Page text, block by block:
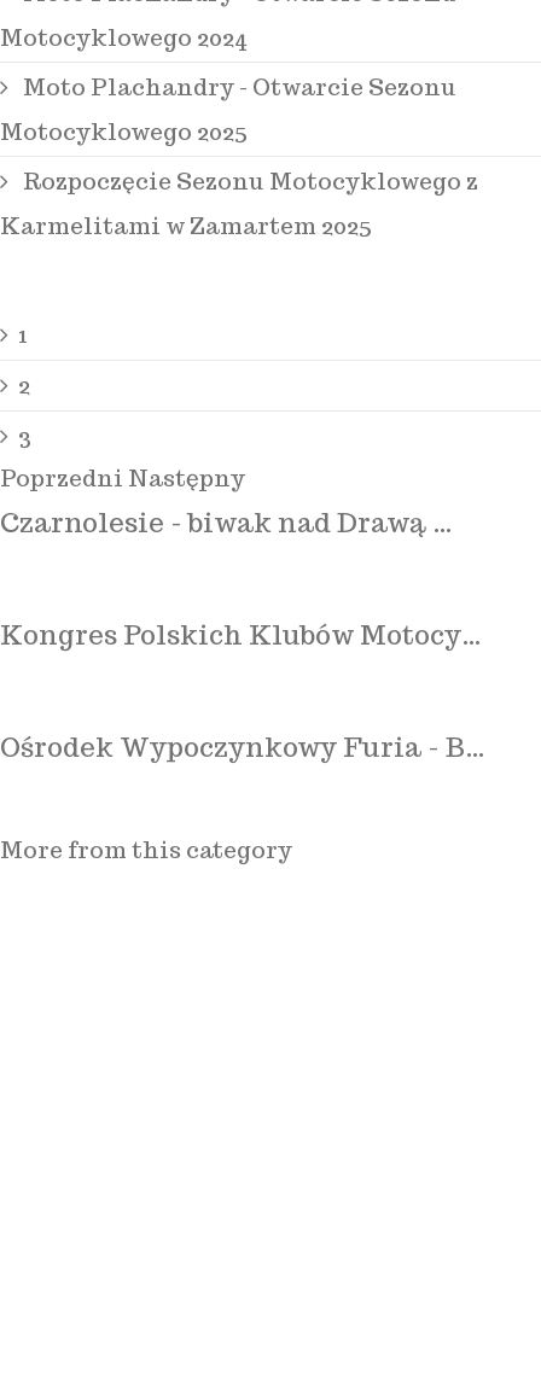
Motocyklowego 2024
Moto Plachandry - Otwarcie Sezonu
Motocyklowego 2025
Rozpoczęcie Sezonu Motocyklowego z
Karmelitami w Zamartem 2025
1
2
3
Poprzedni Następny
Czarnolesie - biwak nad Drawą …
Kongres Polskich Klubów Motocy…
Ośrodek Wypoczynkowy Furia - B…
More from this category